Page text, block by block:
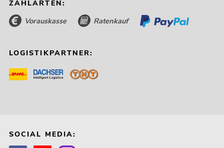
ZAHLARTEN:
Vorauskasse Ratenkauf
LOGISTIKPARTNER:
SOCIAL MEDIA: